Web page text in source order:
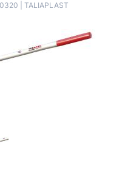
TALIAPLAST